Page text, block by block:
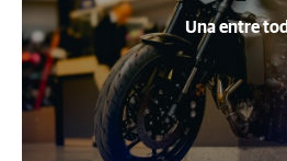
Una entre